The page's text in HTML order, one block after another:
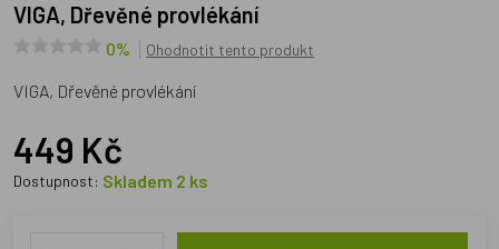
VIGA, Dřevěné provlékání
0% Ohodnotit tento produkt
VIGA, Dřevěné provlékání
449 Kč
Dostupnost: Skladem 2 ks